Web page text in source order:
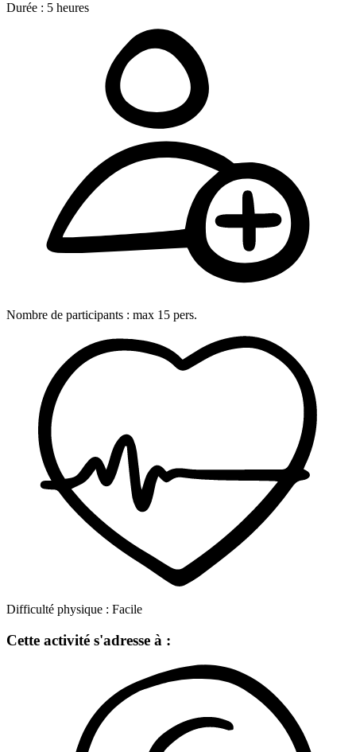
Durée : 5 heures
Nombre de participants : max 15 pers.
Difficulté physique : Facile
Cette activité s'adresse à :